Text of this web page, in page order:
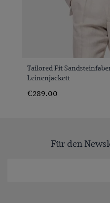
Tailored Fit
Leinenjackett
€289.00
Für den